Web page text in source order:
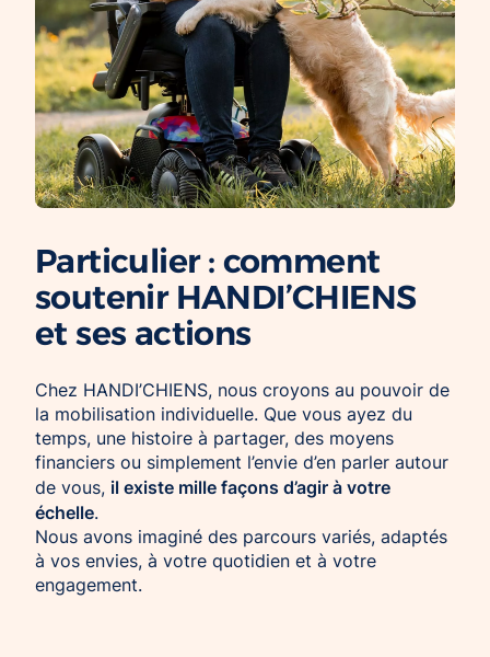
Chien d’assistance pour personne
épileptique
CHIENS À MISSION COLLECTIVE
Chien d’assistance d’accompagnement
social
Chien d’assistance à la réussite scolaire
Chien d’assistance judiciaire
Je deviens mécène ou partenaire
Ils nous soutiennent
Je m’engage / j’engage mes collaborateurs
Je lance une collecte
J’engage mes clients
Particulier : comment
soutenir HANDI’CHIENS
et ses actions
Chez HANDI’CHIENS, nous croyons au pouvoir de
la mobilisation individuelle. Que vous ayez du
temps, une histoire à partager, des moyens
financiers ou simplement l’envie d’en parler autour
de vous, il existe mille façons d’agir à votre
échelle.
Nous avons imaginé des parcours variés, adaptés
à vos envies, à votre quotidien et à votre
engagement.